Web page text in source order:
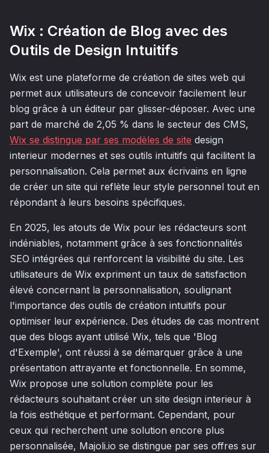
Wix : Création de Blog avec des
Outils de Design Intuitifs
Wix est une plateforme de création de sites web qui
permet aux utilisateurs de concevoir facilement leur
blog grâce à un éditeur par glisser-déposer. Avec une
part de marché de 2,05 % dans le secteur des CMS,
Wix se distingue par ses modèles de site design
interieur modernes et ses outils intuitifs qui facilitent la
personnalisation. Cela permet aux écrivains en ligne
de créer un site qui reflète leur style personnel tout en
répondant à leurs besoins spécifiques.
En 2025, les atouts de Wix pour les rédacteurs sont
indéniables, notamment grâce à ses fonctionnalités
SEO intégrées qui renforcent la visibilité du site. Les
utilisateurs de Wix expriment un taux de satisfaction
élevé concernant la personnalisation, soulignant
l'importance des outils de création intuitifs pour
optimiser leur expérience. Des études de cas montrent
que des blogs ayant utilisé Wix, tels que 'Blog
d'Exemple', ont réussi à se démarquer grâce à une
présentation attrayante et fonctionnelle. En somme,
Wix propose une solution complète pour les
rédacteurs souhaitant créer un site design interieur à
la fois esthétique et performant. Cependant, pour
ceux qui recherchent une solution encore plus
personnalisée, Majoli.io se distingue par ses offres sur